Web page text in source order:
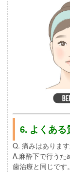
6. よくある
Q. 痛みはありま
A.麻酔下で行うた
歯治療と同じです。